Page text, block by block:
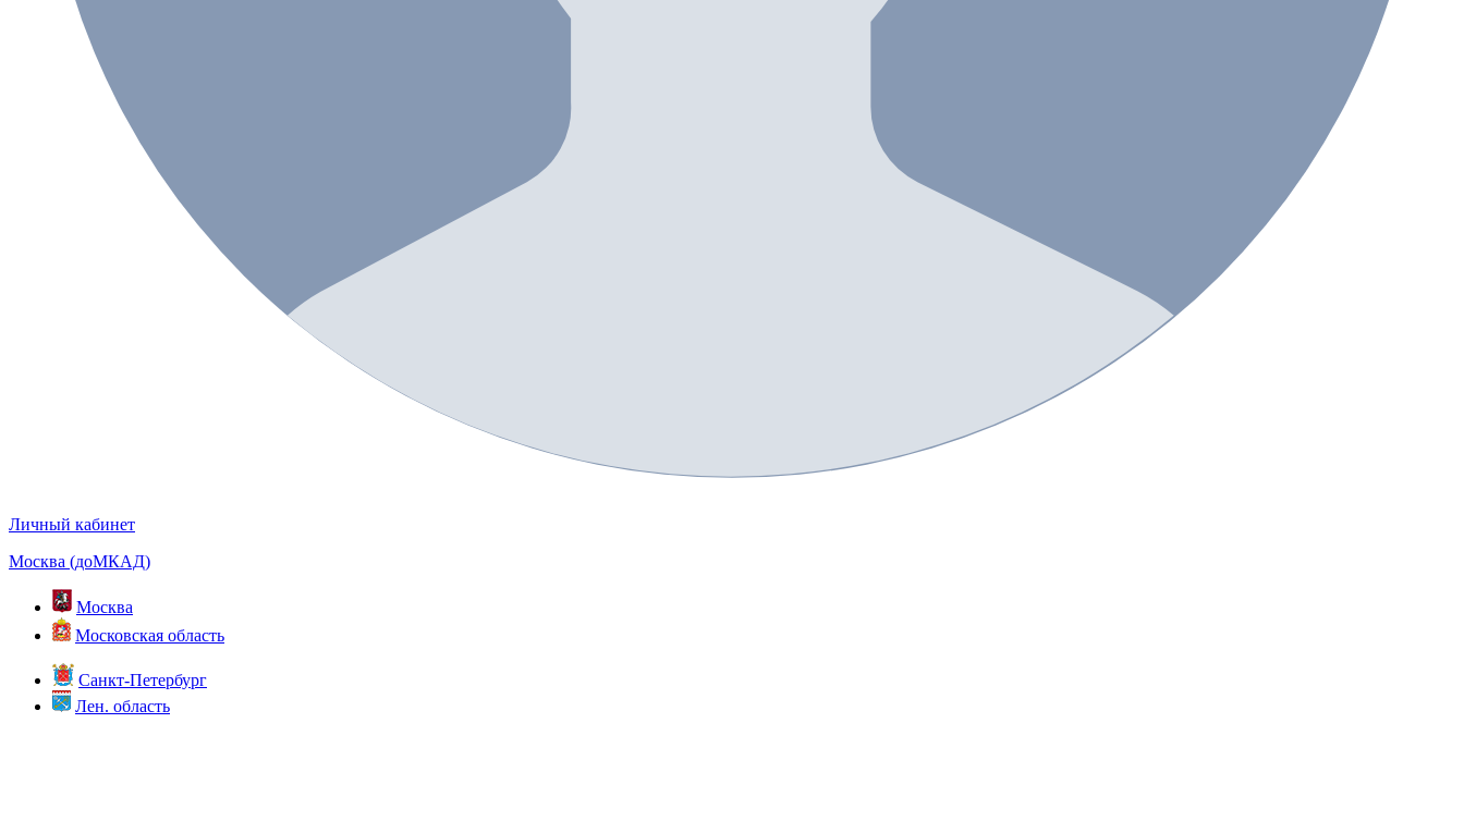
Личный кабинет
Москва (доМКАД)
Москва
Московская область
Санкт-Петербург
Лен. область